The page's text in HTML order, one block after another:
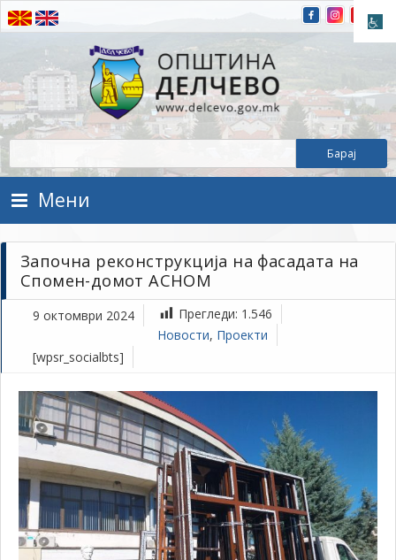
Прескокнете на содржината
Општина Делчево
Општина Делчево
Мени
Започна реконструкција на фасадата на
Спомен-домот АСНОМ
9 октомври 2024 Прегледи: 1.546
Новости, Проекти
[wpsr_socialbts]